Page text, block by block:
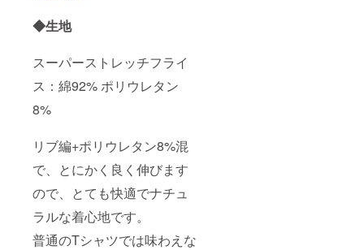
◆生地
スーパーストレッチフライ
ス：綿92% ポリウレタン
8%
リブ編+ポリウレタン8%混
で、とにかく良く伸びます
ので、とても快適でナチュ
ラルな着心地です。
普通のTシャツでは味わえな